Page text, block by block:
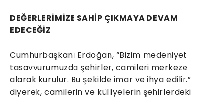
DEĞERLERİMİZE SAHİP ÇIKMAYA DEVAM
EDECEĞİZ
Cumhurbaşkanı Erdoğan, “Bizim medeniyet
tasavvurumuzda şehirler, camileri merkeze
alarak kurulur. Bu şekilde imar ve ihya edilir.”
diyerek, camilerin ve külliyelerin şehirlerdeki